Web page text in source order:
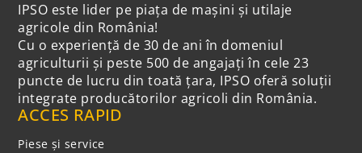
IPSO este lider pe piața de mașini și utilaje
agricole din România!
Cu o experiență de 30 de ani în domeniul
agriculturii și peste 500 de angajați în cele 23
puncte de lucru din toată țara, IPSO oferă soluții
integrate producătorilor agricoli din România.
ACCES RAPID
Piese și service